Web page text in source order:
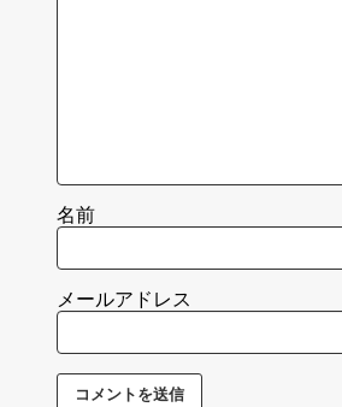
名前
メールアドレス